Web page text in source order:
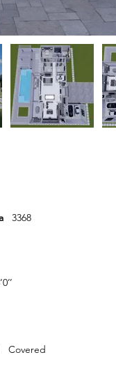
3368
Covered